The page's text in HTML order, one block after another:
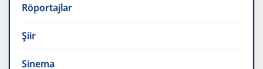
Röportajlar
Şiir
Sinema